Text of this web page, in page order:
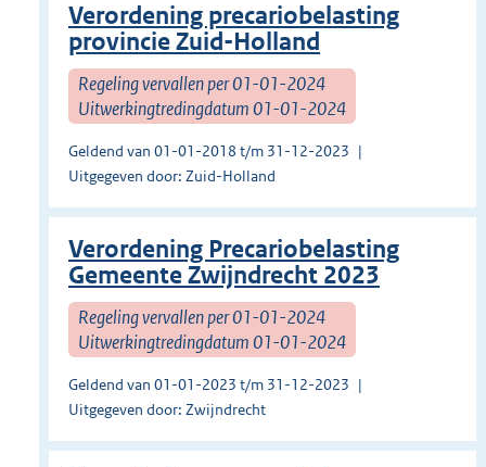
Verordening precariobelasting
provincie Zuid-Holland
Regeling vervallen per 01-01-2024
Uitwerkingtredingdatum 01-01-2024
Geldend van 01-01-2018 t/m 31-12-2023
Uitgegeven door: Zuid-Holland
Verordening Precariobelasting
Gemeente Zwijndrecht 2023
Regeling vervallen per 01-01-2024
Uitwerkingtredingdatum 01-01-2024
Geldend van 01-01-2023 t/m 31-12-2023
Uitgegeven door: Zwijndrecht